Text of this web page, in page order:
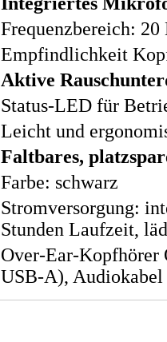
Frequenzbereich:
Empfindlichkeit
Aktive
Status-LED für
Leicht und
Faltbares,
Farbe: schwarz
Stromversorgung:
Stunden Laufzeit,
Over-Ear-Kopfhörer
USB-A),